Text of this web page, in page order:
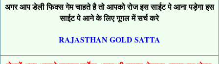
अगर आप डेली फिक्स गेम चाहते है तो आपको रोज इस साईट पे आना पड़ेगा इस
साईट पे आने के लिए गूगल में सर्च करे
RAJASTHAN GOLD SATTA